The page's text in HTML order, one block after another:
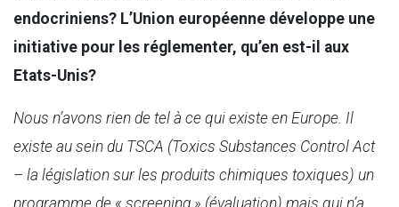
endocriniens? L’Union européenne développe une
initiative pour les réglementer, qu’en est-il aux
Etats-Unis?
Nous n’avons rien de tel à ce qui existe en Europe. Il
existe au sein du TSCA (Toxics Substances Control Act
– la législation sur les produits chimiques toxiques) un
programme de « screening » (évaluation) mais qui n’a